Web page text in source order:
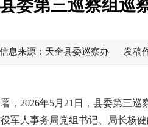
县委第三巡察组巡
信息来源：天全县委巡察办 发稿
，2026年5月21日，县委第三
军人事务局党组书记、局长杨